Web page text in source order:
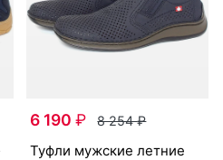
6 190₽ 8 254₽
туф­ли мужс­кие лет­ние